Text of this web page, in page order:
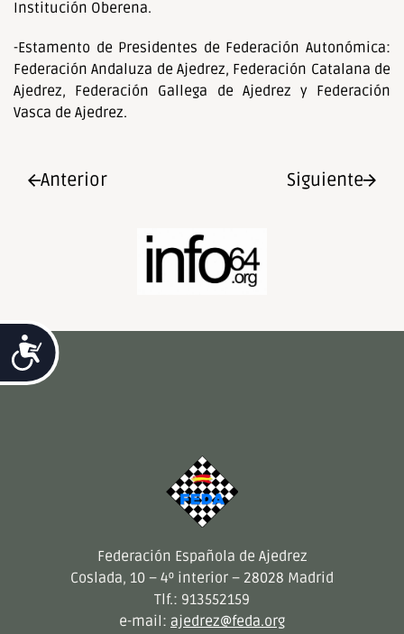
Accesibilidad
Institución Oberena.
-Estamento de Presidentes de Federación Autonómica:
Federación Andaluza de Ajedrez, Federación Catalana de
Ajedrez, Federación Gallega de Ajedrez y Federación
Vasca de Ajedrez.
Anterior Siguiente
Federación Española de Ajedrez
Coslada, 10 – 4º interior – 28028 Madrid
Tlf.: 913552159
e-mail: ajedrez@feda.org